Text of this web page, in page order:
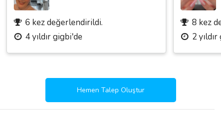
6 kez değerlendirildi.
4 yıldır gigbi'de
8 kez
2
Hemen Talep Oluştur